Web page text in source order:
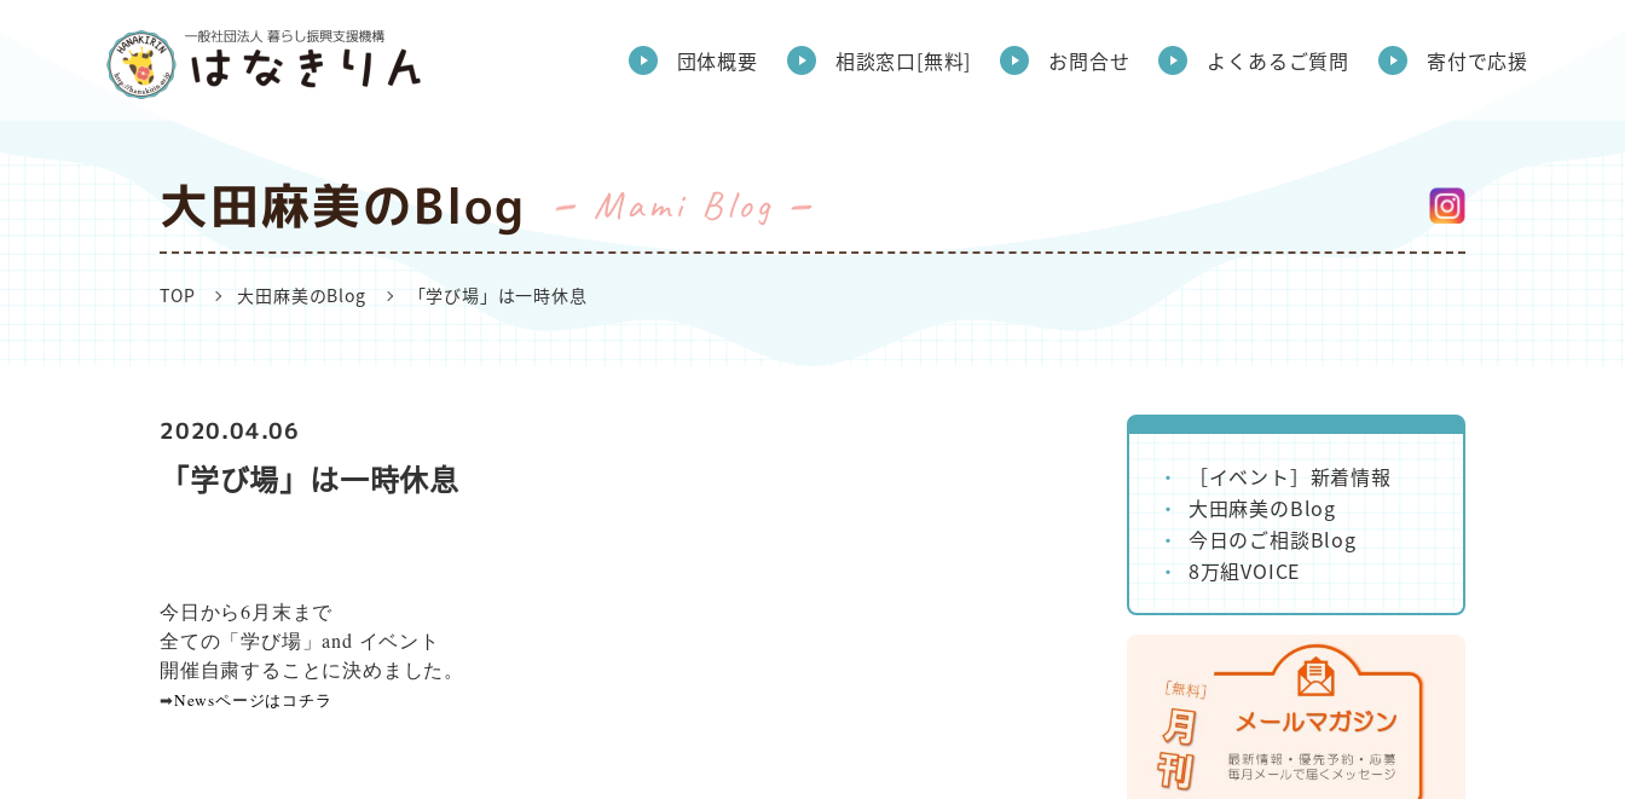
団体概要 相談窓口[無料] お問合せ よくあるご質問 寄付で応援
大田麻美のBlog Mami Blog
TOP 大田麻美のBlog 「学び場」は一時休息
2020.04.06
「学び場」は一時休息
今日から6月末まで
全ての「学び場」and イベント
開催自粛することに決めました。
➡Newsページはコチラ
［イベント］新着情報
大田麻美のBlog
今日のご相談Blog
8万組VOICE